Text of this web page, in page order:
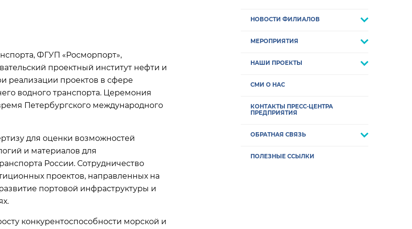
ФГУП «Росморпорт»,
проектный институт нефти и
реализации проектов в сфере
водного транспорта. Церемония
Петербургского международного
для оценки возможностей
и материалов для
России. Сотрудничество
проектов, направленных на
портовой инфраструктуры и
конкурентоспособности морской и
НОВОСТИ ФИЛИАЛОВ
МЕРОПРИЯТИЯ
НАШИ ПРОЕКТЫ
СМИ О НАС
КОНТАКТЫ ПРЕСС-ЦЕНТРА
ПРЕДПРИЯТИЯ
ОБРАТНАЯ СВЯЗЬ
ПОЛЕЗНЫЕ ССЫЛКИ